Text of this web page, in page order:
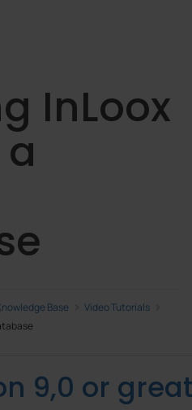
InLoox
Base
Video Tutorials
9,0 or